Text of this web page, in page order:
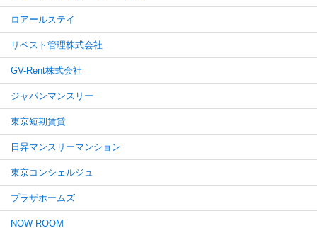
ロアールステイ
リベスト管理株式会社
GV-Rent株式会社
ジャパンマンスリー
東京短期賃貸
日昇マンスリーマンション
東京コンシェルジュ
プラザホームズ
NOW ROOM